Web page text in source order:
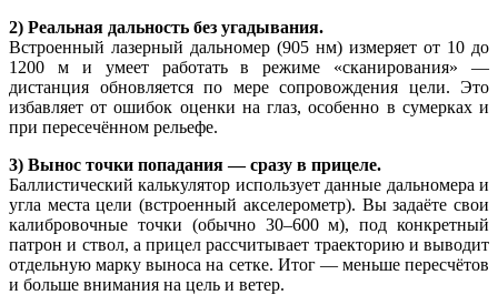
2) Реальная дальность без угадывания.
Встроенный лазерный дальномер (905 нм) измеряет от 10 до
1200 м и умеет работать в режиме «сканирования» —
дистанция обновляется по мере сопровождения цели. Это
избавляет от ошибок оценки на глаз, особенно в сумерках и
при пересечённом рельефе.
3) Вынос точки попадания — сразу в прицеле.
Баллистический калькулятор использует данные дальномера и
угла места цели (встроенный акселерометр). Вы задаёте свои
калибровочные точки (обычно 30–600 м), под конкретный
патрон и ствол, а прицел рассчитывает траекторию и выводит
отдельную марку выноса на сетке. Итог — меньше пересчётов
и больше внимания на цель и ветер.